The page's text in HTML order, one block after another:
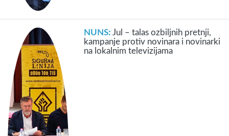
NUNS:Jul – talas ozbiljnih pretnji,
kampanje protiv novinara i novinarki
na lokalnim televizijama